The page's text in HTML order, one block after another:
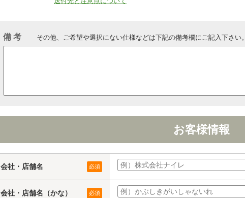
備 考 その他、ご希望や選択にない仕様などは下記の備考欄にご記入下さい。
お客様情報
会社・店舗名 必須
会社・店舗名（かな） 必須